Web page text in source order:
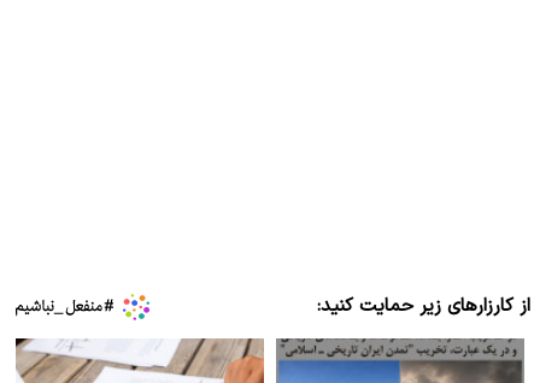
از کارزارهای زیر حمایت کنید: